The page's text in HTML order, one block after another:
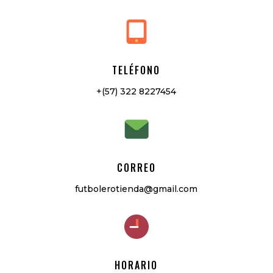
TELÉFONO
+(57) 322 8227454
CORREO
futbolerotienda@gmail.com
HORARIO